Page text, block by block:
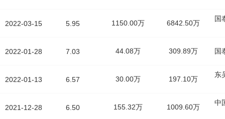
2022-03-15
2022-01-28
2022-01-13
2021-12-28
5.95 1150.00万 6842.50万
国
7.03 44.08万 309.89万 国
6.57 30.00万 197.10万
东
6.50 155.32万 1009.60万
中